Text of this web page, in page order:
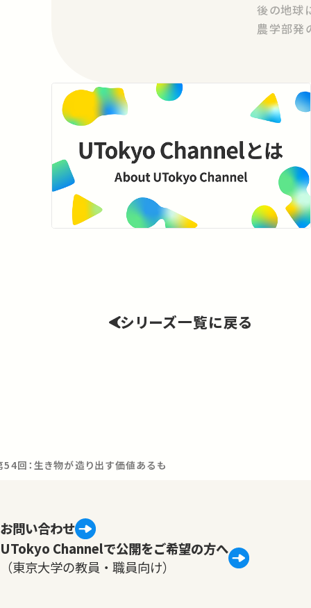
後の地球
農学部発
シリーズ一覧に戻る
回：生き物が造り出す価値あるもの
お問い合わせ
UTokyo Channelで公開をご希望の方へ
（東京大学の教員・職員向け）